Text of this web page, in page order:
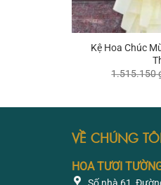
+
Kệ Hoa Chúc
1.515.150
VỀ CHÚNG
HOA TƯƠI